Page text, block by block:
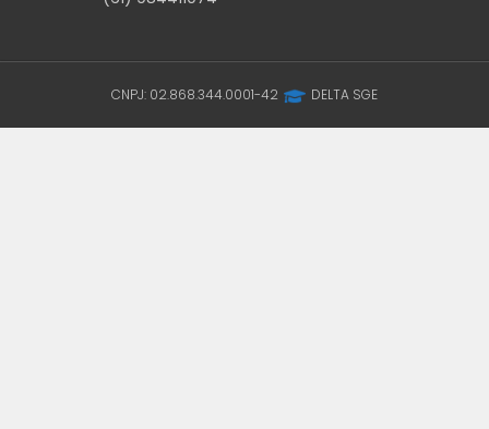
CNPJ: 02.868.344.0001-42 DELTA SGE